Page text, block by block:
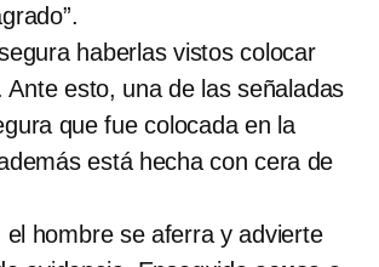
haberlas vistos colocar
Ante esto, una de las señaladas
que fue colocada en la
está hecha con cera de
el hombre se aferra y advierte